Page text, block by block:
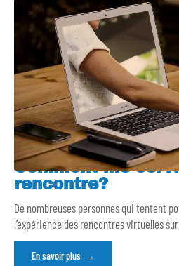
Comment me
rencontre?
De nombreuses personnes qui tentent
l’expérience des rencontres virtuelles
En savoir plus